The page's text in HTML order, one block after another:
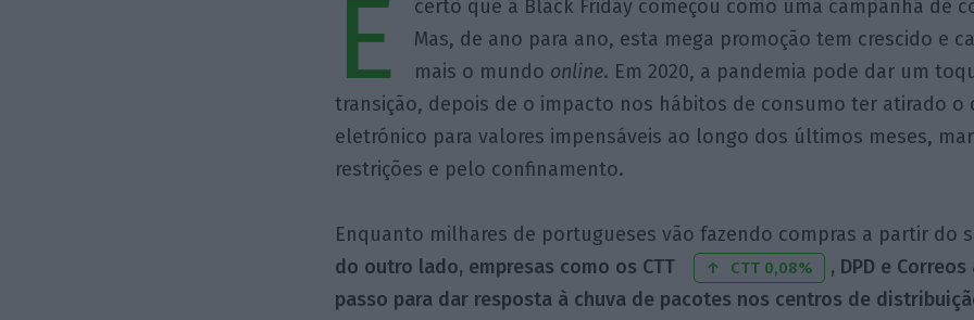
É
certo que a Black Friday começou como uma campanha de
Mas, de ano para ano, esta mega promoção tem crescido e
mais o mundo online. Em 2020, a pandemia pode dar um
transição, depois de o impacto nos hábitos de consumo ter atirado o
eletrónico para valores impensáveis ao longo dos últimos meses,
restrições e pelo confinamento.
Enquanto milhares de portugueses vão fazendo compras a partir do
do outro lado, empresas como os CTT
CTT 0,08%
, DPD e
passo para dar resposta à chuva de pacotes nos centros de